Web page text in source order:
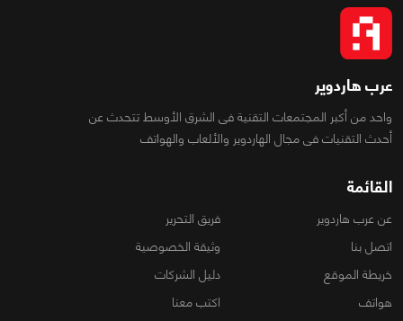
عرب هاردوير
واحد من أكبر المجتمعات التقنية فى الشرق الأوسط تتحدث عن
أحدث التقنيات فى مجال الهاردوير والألعاب والهواتف
القائمة
عن عرب هاردوير
فريق التحرير
اتصل بنا
وثيقة الخصوصية
خريطة الموقع
دليل الشركات
هواتف
اكتب معنا